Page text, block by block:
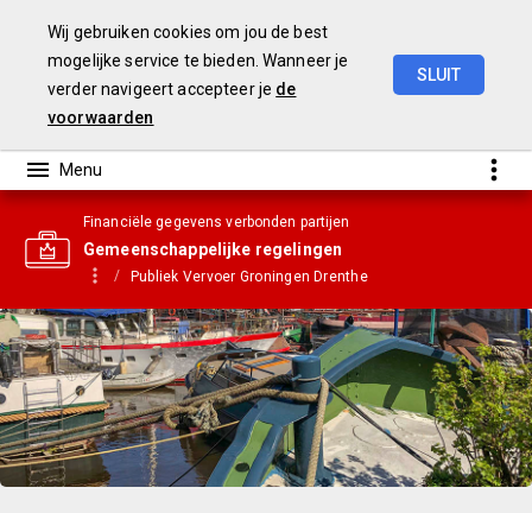
Financiële gegevens verbonden partijen
Gemeenschappelijke regelingen
Publiek Vervoer Groningen Drenthe
Wij gebruiken cookies om jou de best
mogelijke service te bieden. Wanneer je
verder navigeert accepteer je de
voorwaarden
SLUIT